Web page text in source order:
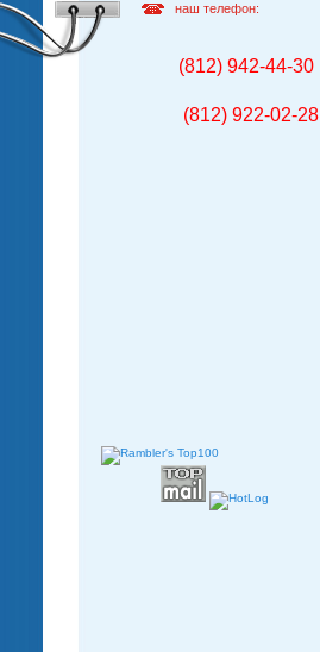
наш телефон:
(812) 942-44-30
(812) 922-02-28